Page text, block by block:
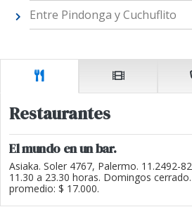
Entre Pindonga y Cuchuflito
Restaurantes
El mundo en un bar.
Asiaka. Soler 4767, Palermo. 11.2492-
11.30 a 23.30 horas. Domingos
promedio: $ 17.000.